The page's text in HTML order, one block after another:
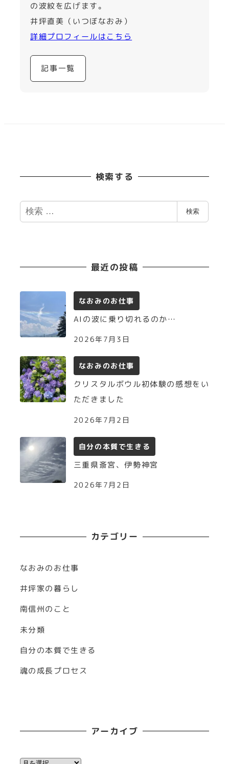
の波紋を広げます。
井坪直美（いつぼなおみ）
詳細プロフィールはこちら
記事一覧
検索する
検
索
検索
最近の投稿
なおみのお仕事
AIの波に乗り切れるのか…
2026年7月3日
なおみのお仕事
クリスタルボウル初体験の感想をい
ただきました
2026年7月2日
自分の本質で生きる
三重県斎宮、伊勢神宮
2026年7月2日
カテゴリー
なおみのお仕事
井坪家の暮らし
南信州のこと
未分類
自分の本質で生きる
魂の成長プロセス
アーカイブ